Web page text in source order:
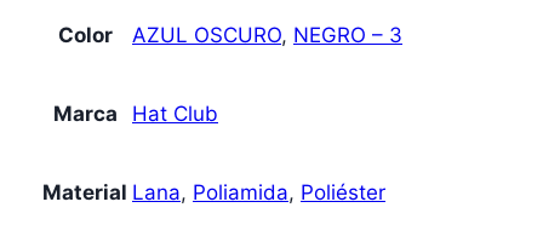
Color AZUL OSCURO, NEGRO – 3
Marca Hat Club
Material Lana, Poliamida, Poliéster